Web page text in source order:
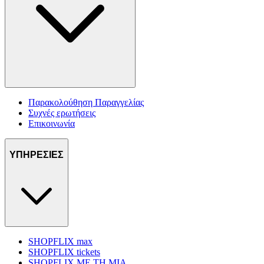
Παρακολούθηση Παραγγελίας
Συχνές ερωτήσεις
Επικοινωνία
ΥΠΗΡΕΣΙΕΣ
SHOPFLIX max
SHOPFLIX tickets